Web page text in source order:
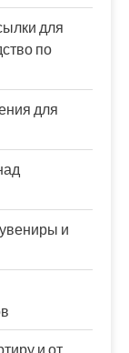
для
по
для
и